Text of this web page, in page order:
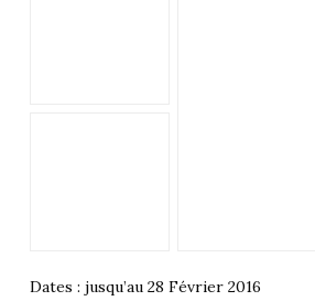
Dates : jusqu’au 28 Février 2016